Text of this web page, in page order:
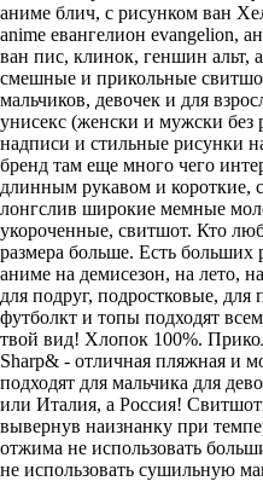
аниме блич, с рисунком ван
anime евангелион evangelion,
ван пис, клинок, геншин альт,
смешные и прикольные
мальчиков, девочек и для
унисекс (женски и мужски
надписи и стильные рисунки
бренд там еще много чего
длинным рукавом и короткие,
лонгслив широкие мемные
укороченные, свитшот. Кто
размера больше. Есть
аниме на демисезон, на лето,
для подруг, подростковые,
футболкт и топы подходят
твой вид! Хлопок 100%.
Sharp& - отличная пляжная и
подходят для мальчика для
или Италия, а Россия!
вывернув наизнанку при
отжима не использовать
не использовать сушильную